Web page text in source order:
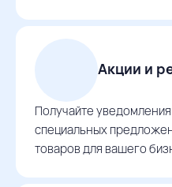
Акции и
Получайте
специальных
товаров для вашего